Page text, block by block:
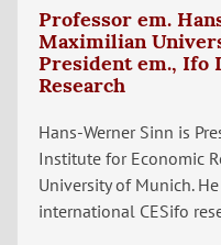
Professor em.
Maximilian
President em., Ifo
Research
Hans-Werner Sinn is
Institute for Economic
University of Munich.
international CESifo